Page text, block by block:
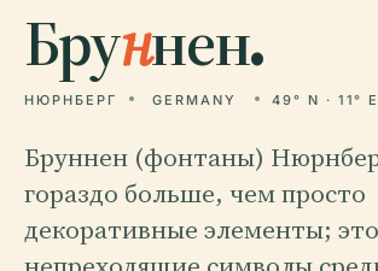
Бруннен.
НЮРНБЕРГ GERMANY 49° N · 11° E
Бруннен (фонтаны)
гораздо больше, чем просто
декоративные элементы; это